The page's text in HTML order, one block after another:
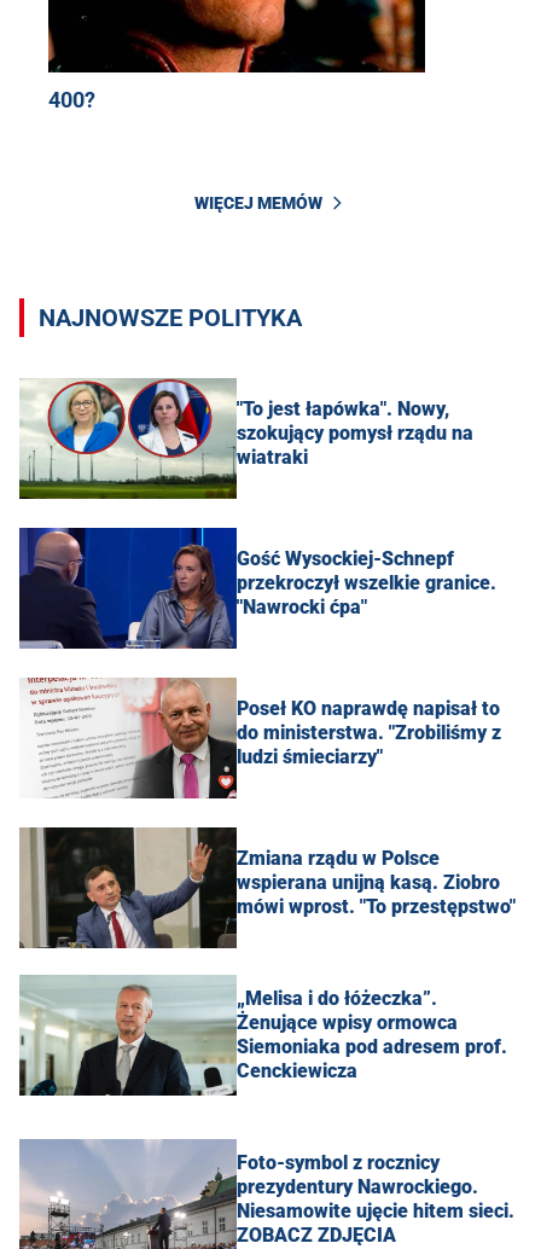
400?
WIĘCEJ MEMÓW
NAJNOWSZE POLITYKA
"To jest łapówka". Nowy,
szokujący pomysł rządu na
wiatraki
Gość Wysockiej-Schnepf
przekroczył wszelkie granice.
"Nawrocki ćpa"
Poseł KO naprawdę napisał to
do ministerstwa. "Zrobiliśmy z
ludzi śmieciarzy"
Zmiana rządu w Polsce
wspierana unijną kasą. Ziobro
mówi wprost. "To przestępstwo"
„Melisa i do łóżeczka”.
Żenujące wpisy ormowca
Siemoniaka pod adresem prof.
Cenckiewicza
Foto-symbol z rocznicy
prezydentury Nawrockiego.
Niesamowite ujęcie hitem sieci.
ZOBACZ ZDJĘCIA